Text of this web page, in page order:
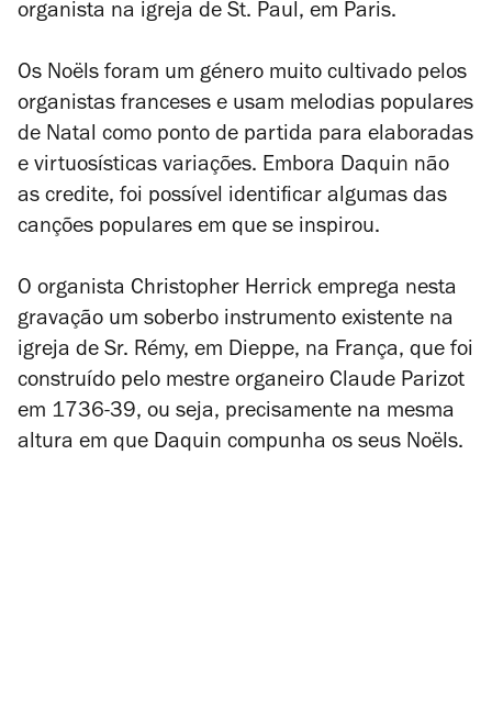
organista na igreja de St. Paul, em Paris.
Os Noëls foram um género muito cultivado pelos
organistas franceses e usam melodias populares
de Natal como ponto de partida para elaboradas
e virtuosísticas variações. Embora Daquin não
as credite, foi possível identificar algumas das
canções populares em que se inspirou.
O organista Christopher Herrick emprega nesta
gravação um soberbo instrumento existente na
igreja de Sr. Rémy, em Dieppe, na França, que foi
construído pelo mestre organeiro Claude Parizot
em 1736-39, ou seja, precisamente na mesma
altura em que Daquin compunha os seus Noëls.